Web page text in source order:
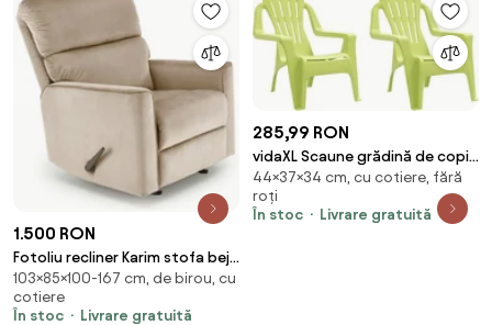
1.500 RON
Fotoliu recliner Karim stofa bej
H103 cm
103×85×100-167 cm, de birou, cu
cotiere
În stoc
Livrare gratuită
285,99 RON
vidaXL Scaune grădină de copii
2 buc. verde 37x34x44 cm PP
aspect lemn
44×37×34 cm, cu cotiere, fără
roți
În stoc
Livrare gratuită